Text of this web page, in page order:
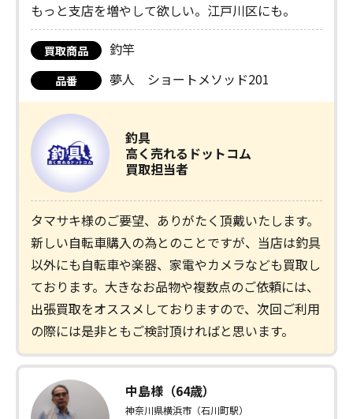
もっと支店を増やして欲しい。江戸川区にも。
買取商品 釣竿
品番 夢人 ショートメソッド201
釣具
高く売れるドットコム
買取担当者
タマサキ様のご要望、ありがたく頂戴いたします。
新しい自転車購入の為とのことですが、当店は釣具
以外にも自転車や楽器、家電やカメラなども買取し
ております。大きなお品物や複数点のご依頼には、
出張買取をオススメしておりますので、次回ご利用
の際には是非ともご検討頂ければと思います。
中島様（64歳）
神奈川県横浜市（石川町駅）